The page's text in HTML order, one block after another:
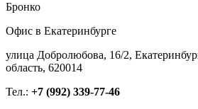
Бронко
Офис в Екатеринбурге
улица Добролюбова, 16/2,
область, 620014
Тел.: +7 (992) 339-77-46